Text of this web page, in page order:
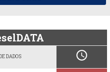
DADOS schedule